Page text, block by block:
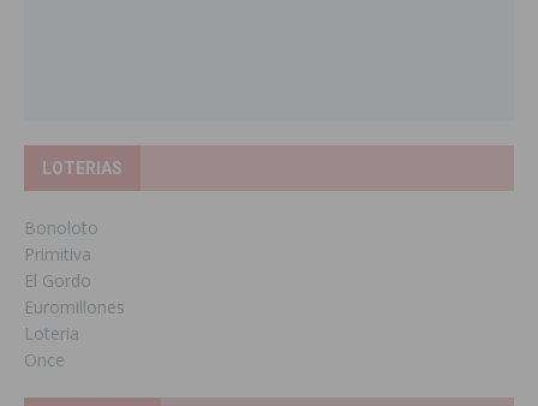
LOTERIAS
Bonoloto
Primitiva
El Gordo
Euromillones
Loteria
Once